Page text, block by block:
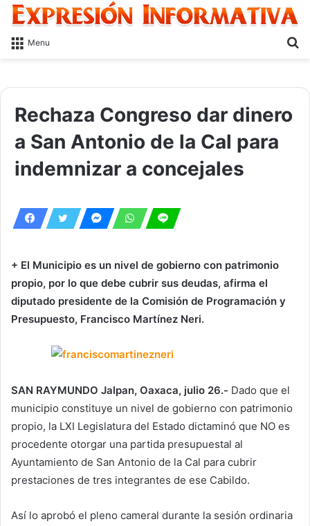
Menu
Rechaza Congreso dar dinero
a San Antonio de la Cal para
indemnizar a concejales
+ El Municipio es un nivel de gobierno con patrimonio
propio, por lo que debe cubrir sus deudas, afirma el
diputado presidente de la Comisión de Programación y
Presupuesto, Francisco Martínez Neri.
SAN RAYMUNDO Jalpan, Oaxaca, julio 26.- Dado que el
municipio constituye un nivel de gobierno con patrimonio
propio, la LXI Legislatura del Estado dictaminó que NO es
procedente otorgar una partida presupuestal al
Ayuntamiento de San Antonio de la Cal para cubrir
prestaciones de tres integrantes de ese Cabildo.
Así lo aprobó el pleno cameral durante la sesión ordinaria